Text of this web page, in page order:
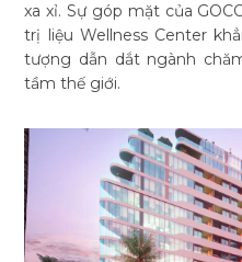
xa xỉ. Sự góp mặt của
trị liệu Wellness Center
tượng dẫn dắt ngành
tầm thế giới.